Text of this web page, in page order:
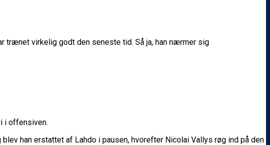
trænet virkelig godt den seneste tid. Så ja, han nærmer sig
i offensiven.
han erstattet af Lahdo i pausen, hvorefter Nicolai Vallys røg ind på den